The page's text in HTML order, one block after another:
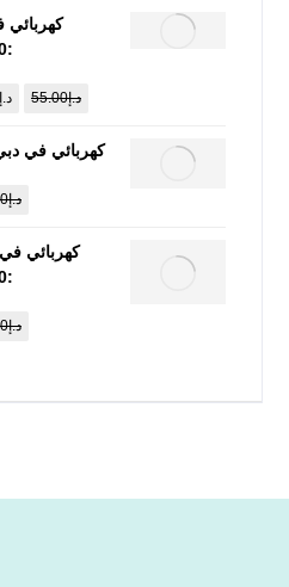
:0557821580
د.إ55.00 د.إ
كهربائي في دبي 24 ساعة
د.إ
:0557821580
د.إ